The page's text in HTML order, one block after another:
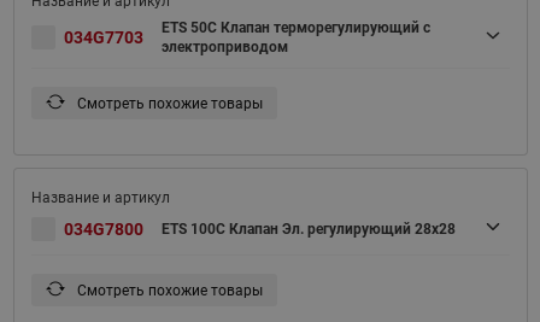
034G7703
ETS 50C Клапан терморегулирующий с
электроприводом
Смотреть похожие товары
034G7800 ETS 100C Клапан Эл. регулирующий 28x28
Смотреть похожие товары